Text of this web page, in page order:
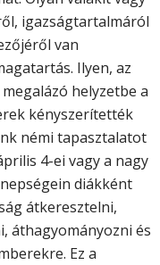
igazságtartalmáról
van
Ilyen, az
helyzetbe a
kényszerítették
némi tapasztalatot
4-ei vagy a nagy
diákként
átkeresztelni,
áthagyományozni és
Ez a